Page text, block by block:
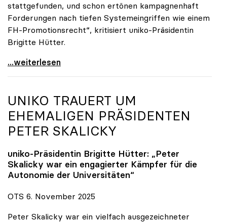
stattgefunden, und schon ertönen kampagnenhaft
Forderungen nach tiefen Systemeingriffen wie einem
FH-Promotionsrecht“, kritisiert uniko-Präsidentin
Brigitte Hütter.
„Deplatzierte Kampagne“: uniko irritiert über
...weiterlesen
UNIKO TRAUERT UM
EHEMALIGEN PRÄSIDENTEN
PETER SKALICKY
uniko-Präsidentin Brigitte Hütter: „Peter
Skalicky war ein engagierter Kämpfer für die
Autonomie der Universitäten“
OTS 6. November 2025
Peter Skalicky war ein vielfach ausgezeichneter